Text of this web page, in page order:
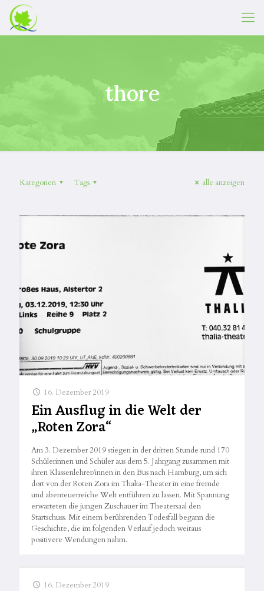
thore
Kategorien Tags alle anzeigen
16. Dezember 2019
Ein Ausflug in die Welt der
„Roten Zora“
Am 3. Dezember 2019 stiegen in der dritten Stunde rund 170
Schülerinnen und Schüler aus dem 5. Jahrgang zusammen mit
ihren Klassenlehrer/innen in den Bus nach Hamburg, um sich
dort von der Roten Zora im Thalia-Theater in eine fremde
und abenteuerreiche Welt entführen zu lassen. Mit Spannung
erwarteten die jungen Zuschauer im Theatersaal den
Startschuss. Mit einem berührenden Todesfall begann die
Geschichte, die im folgenden Verlauf jedoch weitaus
positivere Wendungen nahm.
16. Dezember 2019